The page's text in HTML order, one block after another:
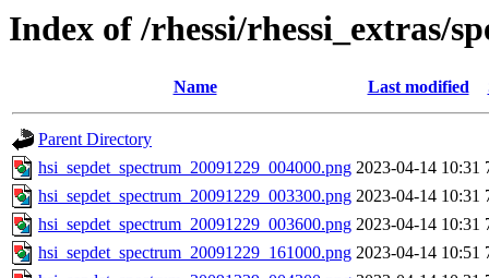
Index of /rhessi/rhessi_extras/
Name Last modified
Parent Directory
hsi_sepdet_spectrum_20091229_004000.png 2023-04-14 10:31
hsi_sepdet_spectrum_20091229_003300.png 2023-04-14 10:31
hsi_sepdet_spectrum_20091229_003600.png 2023-04-14 10:31
hsi_sepdet_spectrum_20091229_161000.png 2023-04-14 10:51